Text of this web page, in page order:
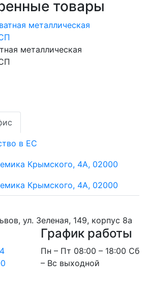
товары
металлическая
в ЕС
Крымского, 4А, 02000
Крымского, 4А, 02000
ул. Зеленая, 149, корпус 8а
График работы
Пн – Пт 08:00 – 18:00 Сб
– Вс выходной